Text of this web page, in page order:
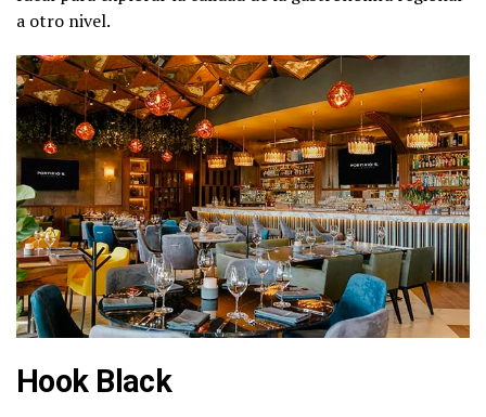
a otro nivel.
Hook Black